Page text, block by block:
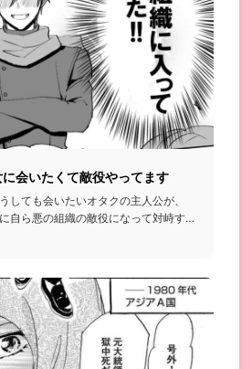
会いたくて敵役やってます
しても会いたいオタクの主人公が、
自ら悪の組織の敵役になって対峙す